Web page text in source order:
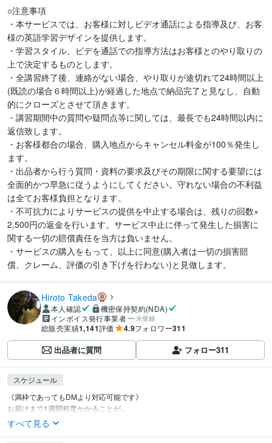
○注意事項
・本サービスでは、お客様に対しビデオ通話による指導及び、お客
様の英語学習デザインを提供します。
・学習スタイル、ビデを通話での指導方法はお客様とのやり取りの
上で決定するものとします。
・全講習終了後、連絡がない場合、やり取りが途切れて24時間以上
(既読の場合６時間以上)が経過した地点で納品完了と見なし、自動
的にクローズとさせて頂きます。
・講習期間中の質問や疑問点等に関しては、最長でも24時間以内に
返信致します。
・お客様都合の場合、購入地点からキャンセル料金が100％発生し
ます。
・出品者から行う質問・資料の要求及びその期限に関する要望には
全面的かつ早急に従うようにしてください。守れない場合の不利益
は全てお客様負担となります。
・不可抗力によりサービスの提供を中止する場合は、残りの回数×
2,500円の返金を行います。サービス中止に伴って発生した損害に
関する一切の賠償責任を当方は負いません。
・サービスの購入をもって、以上に同意(購入者は一切の損害賠
償、クレーム、評価の引き下げを行わない)と見做します。
Hiroto Takeda
本人確認
機密保持契約(NDA)
インボイス発行事業者
未登録
総販売実績1,141評価 4.9フォロワー311
出品者に質問 フォロー311
スケジュール
《満枠であってもDMより対応可能です》
お届けまで1週間程度かかることが...
すべて見る